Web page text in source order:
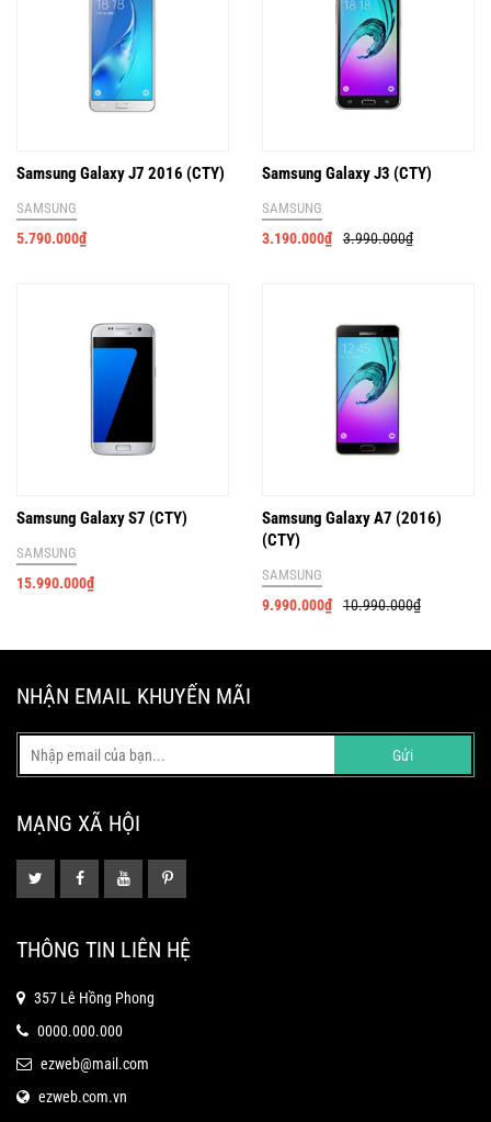
Samsung Galaxy J7 2016 (CTY)
SAMSUNG
5.790.000₫
Samsung Galaxy J3 (CTY)
SAMSUNG
3.190.000₫ 3.990.000₫
Samsung Galaxy S7 (CTY)
SAMSUNG
15.990.000₫
Samsung Galaxy A7 (2016)
(CTY)
SAMSUNG
9.990.000₫ 10.990.000₫
NHẬN EMAIL KHUYẾN MÃI
Gửi
MẠNG XÃ HỘI
THÔNG TIN LIÊN HỆ
357 Lê Hồng Phong
0000.000.000
ezweb@mail.com
ezweb.com.vn